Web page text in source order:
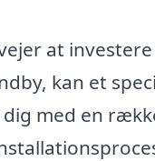
at
kan et
med en